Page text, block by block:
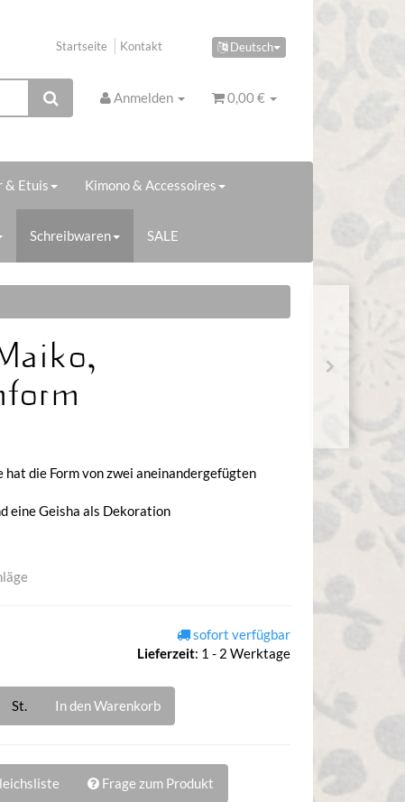
Deutsch
Startseite Kontakt
Anmelden 0,00 €
& Etuis Kimono & Accessoires
Schreibwaren SALE
die Form von zwei aneinandergefügten
eine Geisha als Dekoration
sofort verfügbar
Lieferzeit: 1 - 2 Werktage
St. In den Warenkorb
Frage zum Produkt